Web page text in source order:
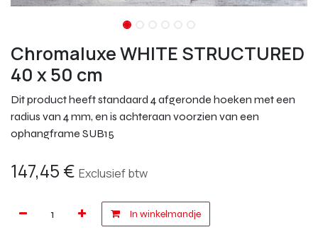
Chromaluxe WHITE STRUCTURED
40 x 50 cm
Dit product heeft standaard 4 afgeronde hoeken met een
radius van 4 mm, en is achteraan voorzien van een
ophangframe SUB15
147,45 € Exclusief btw
In winkelmandje